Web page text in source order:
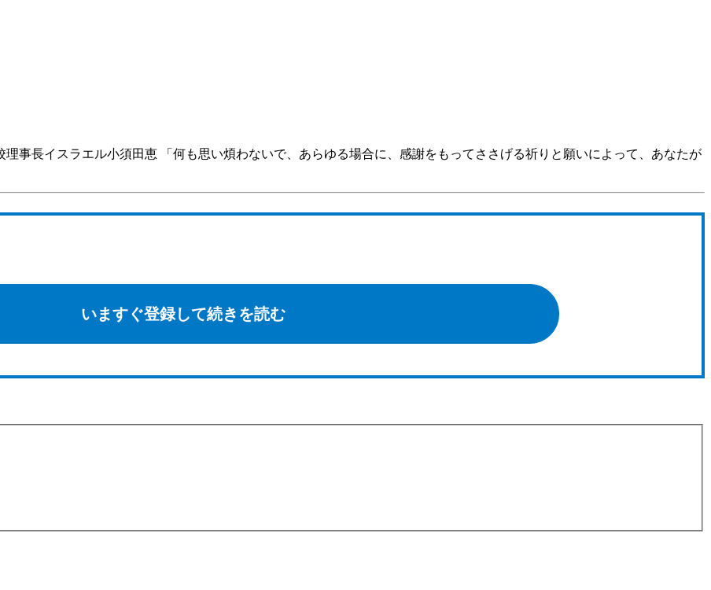
理事長イスラエル小須田恵 「何も思い煩わないで、あらゆる場合に、感謝をもってささげる祈りと願いによって、あなたが
いますぐ登録して続きを読む